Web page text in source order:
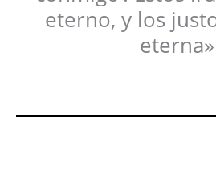
eterno, y los